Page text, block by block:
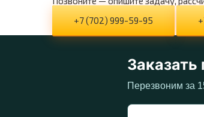
+7 (702) 999-59-95
Заказать
Перезвоним за